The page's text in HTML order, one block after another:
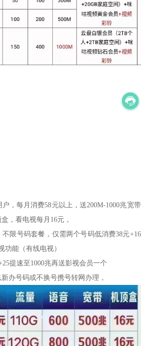
，每月消费58元以上，送200M-1000兆宽带
，看电视每月16元，
限号码套餐，仅需两个号码低消费38元+16
功能（有线电视）
提速至1000兆再送影视会员一个
办号码或不换号携号转网办理，